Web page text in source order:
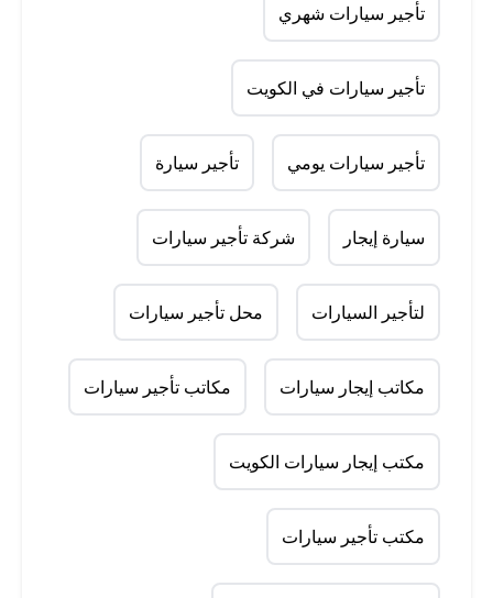
تأجير سيارات شهري
تأجير سيارات في الكويت
تأجير سيارات يومي تأجير سيارة
سيارة إيجار شركة تأجير سيارات
لتأجير السيارات محل تأجير سيارات
مكاتب إيجار سيارات مكاتب تأجير سيارات
مكتب إيجار سيارات الكويت
مكتب تأجير سيارات